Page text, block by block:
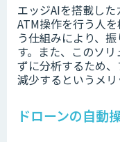
エッジAIを搭載し
ATM操作を行う人
う仕組みにより、
す。また、このソ
ずに分析するため
減少するというメリ
ドローンの自動